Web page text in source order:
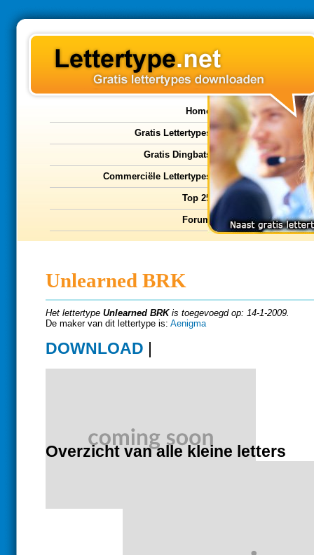
Home
Gratis Lettertypes
Gratis Dingbats
Commerciële Lettertypes
Top 25
Forum
Unlearned BRK
Het lettertype Unlearned BRKis toegevoegd op: 14-1-2009.
De maker van dit lettertype is: Aenigma
DOWNLOAD |
Overzicht van alle kleine letters